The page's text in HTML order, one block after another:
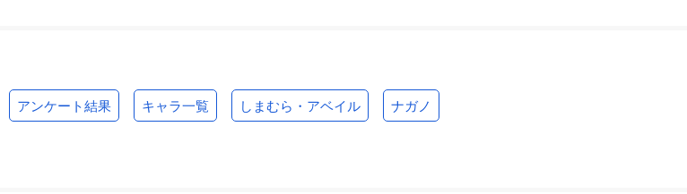
アンケート結果 キャラ一覧 しまむら・アベイル ナガノ